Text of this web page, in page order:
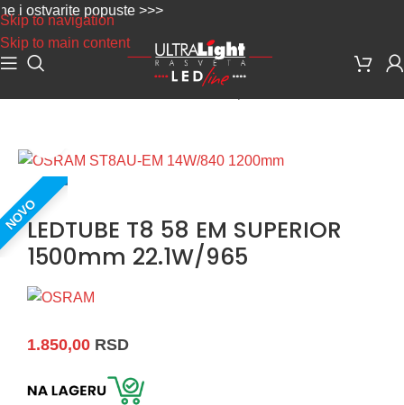
Skip to navigation
Skip to main content
popuste >>>
NOVOLEDTUBE T8 58 EM SUPERIOR
1500mm 22.1W/965
1.850,00 RSD